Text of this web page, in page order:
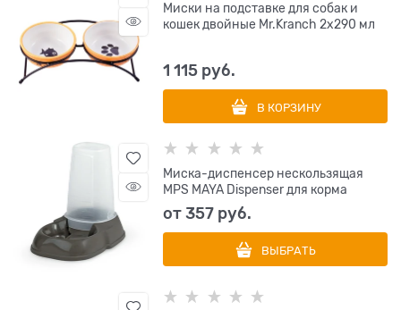
Миски на подставке для собак и
кошек двойные Mr.Kranch 2х290 мл
1 115 руб.
В КОРЗИНУ
Миска-диспенсер нескользящая
MPS MAYA Dispenser для корма
от357 руб.
ВЫБРАТЬ